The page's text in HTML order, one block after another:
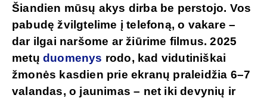
Šiandien mūsų akys dirba be perstojo. Vos
pabudę žvilgtelime į telefoną, o vakare –
dar ilgai naršome ar žiūrime filmus. 2025
metųduomenys rodo, kad vidutiniškai
žmonės kasdien prie ekranų praleidžia 6–7
valandas, o jaunimas – net iki devynių ir